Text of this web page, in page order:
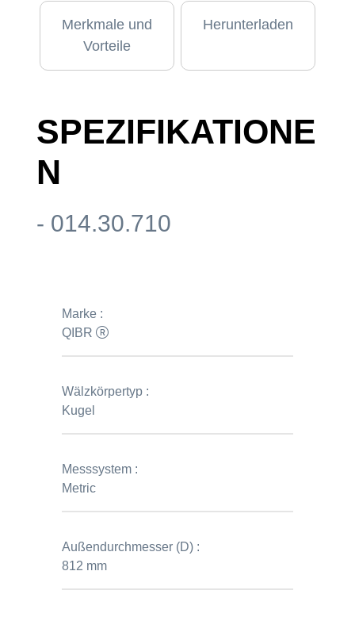
Merkmale und
Vorteile
Herunterladen
SPEZIFIKATIONE
N
- 014.30.710
Marke :
QIBR
Wälzkörpertyp :
Kugel
Messsystem :
Metric
Außendurchmesser (D) :
812 mm